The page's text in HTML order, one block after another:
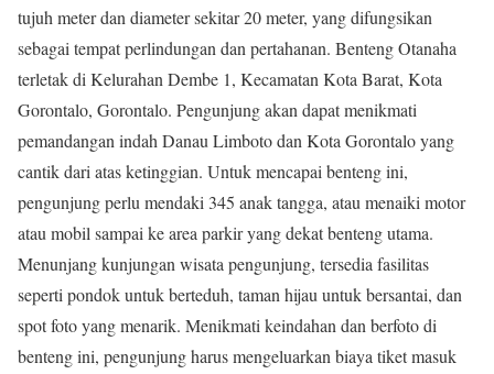
tujuh meter dan diameter sekitar 20 meter, yang difungsikan
sebagai tempat perlindungan dan pertahanan. Benteng Otanaha
terletak di Kelurahan Dembe 1, Kecamatan Kota Barat, Kota
Gorontalo, Gorontalo. Pengunjung akan dapat menikmati
pemandangan indah Danau Limboto dan Kota Gorontalo yang
cantik dari atas ketinggian. Untuk mencapai benteng ini,
pengunjung perlu mendaki 345 anak tangga, atau menaiki motor
atau mobil sampai ke area parkir yang dekat benteng utama.
Menunjang kunjungan wisata pengunjung, tersedia fasilitas
seperti pondok untuk berteduh, taman hijau untuk bersantai, dan
spot foto yang menarik. Menikmati keindahan dan berfoto di
benteng ini, pengunjung harus mengeluarkan biaya tiket masuk